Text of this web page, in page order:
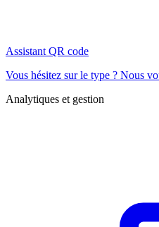
Assistant QR code
Vous hésitez sur le type ? Nous
Analytiques et gestion